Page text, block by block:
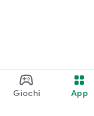
Giochi App